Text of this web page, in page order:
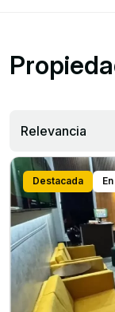
Relevancia
Destacada